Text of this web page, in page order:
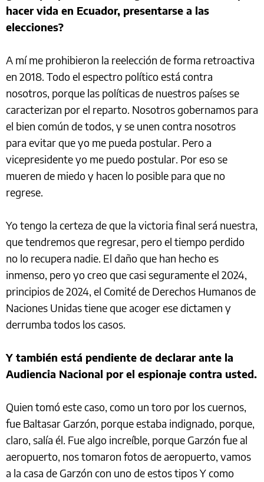
hacer vida en Ecuador, presentarse a las
elecciones?
A mí me prohibieron la reelección de forma retroactiva
en 2018. Todo el espectro político está contra
nosotros, porque las políticas de nuestros países se
caracterizan por el reparto. Nosotros gobernamos para
el bien común de todos, y se unen contra nosotros
para evitar que yo me pueda postular. Pero a
vicepresidente yo me puedo postular. Por eso se
mueren de miedo y hacen lo posible para que no
regrese.
Yo tengo la certeza de que la victoria final será nuestra,
que tendremos que regresar, pero el tiempo perdido
no lo recupera nadie. El daño que han hecho es
inmenso, pero yo creo que casi seguramente el 2024,
principios de 2024, el Comité de Derechos Humanos de
Naciones Unidas tiene que acoger ese dictamen y
derrumba todos los casos.
Y también está pendiente de declarar ante la
Audiencia Nacional por el espionaje contra usted.
Quien tomó este caso, como un toro por los cuernos,
fue Baltasar Garzón, porque estaba indignado, porque,
claro, salía él. Fue algo increíble, porque Garzón fue al
aeropuerto, nos tomaron fotos de aeropuerto, vamos
a la casa de Garzón con uno de estos tipos Y como